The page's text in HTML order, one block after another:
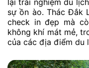
lại trải nghiệm du
sự ồn ào. Thác Đắk
check in đẹp mà
không khí mát mẻ,
của các địa điểm du